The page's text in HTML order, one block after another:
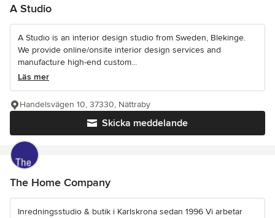
A Studio
A Studio is an interior design studio from Sweden, Blekinge.
We provide online/onsite interior design services and
manufacture high-end custom...
Läs mer
Skicka meddelande
Handelsvägen 10, 37330, Nättraby
The Home Company
Inredningsstudio & butik i Karlskrona sedan 1996 Vi arbetar